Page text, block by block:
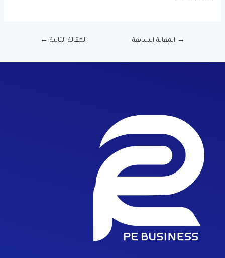
→ المقالة السابقة المقالة التالية ←